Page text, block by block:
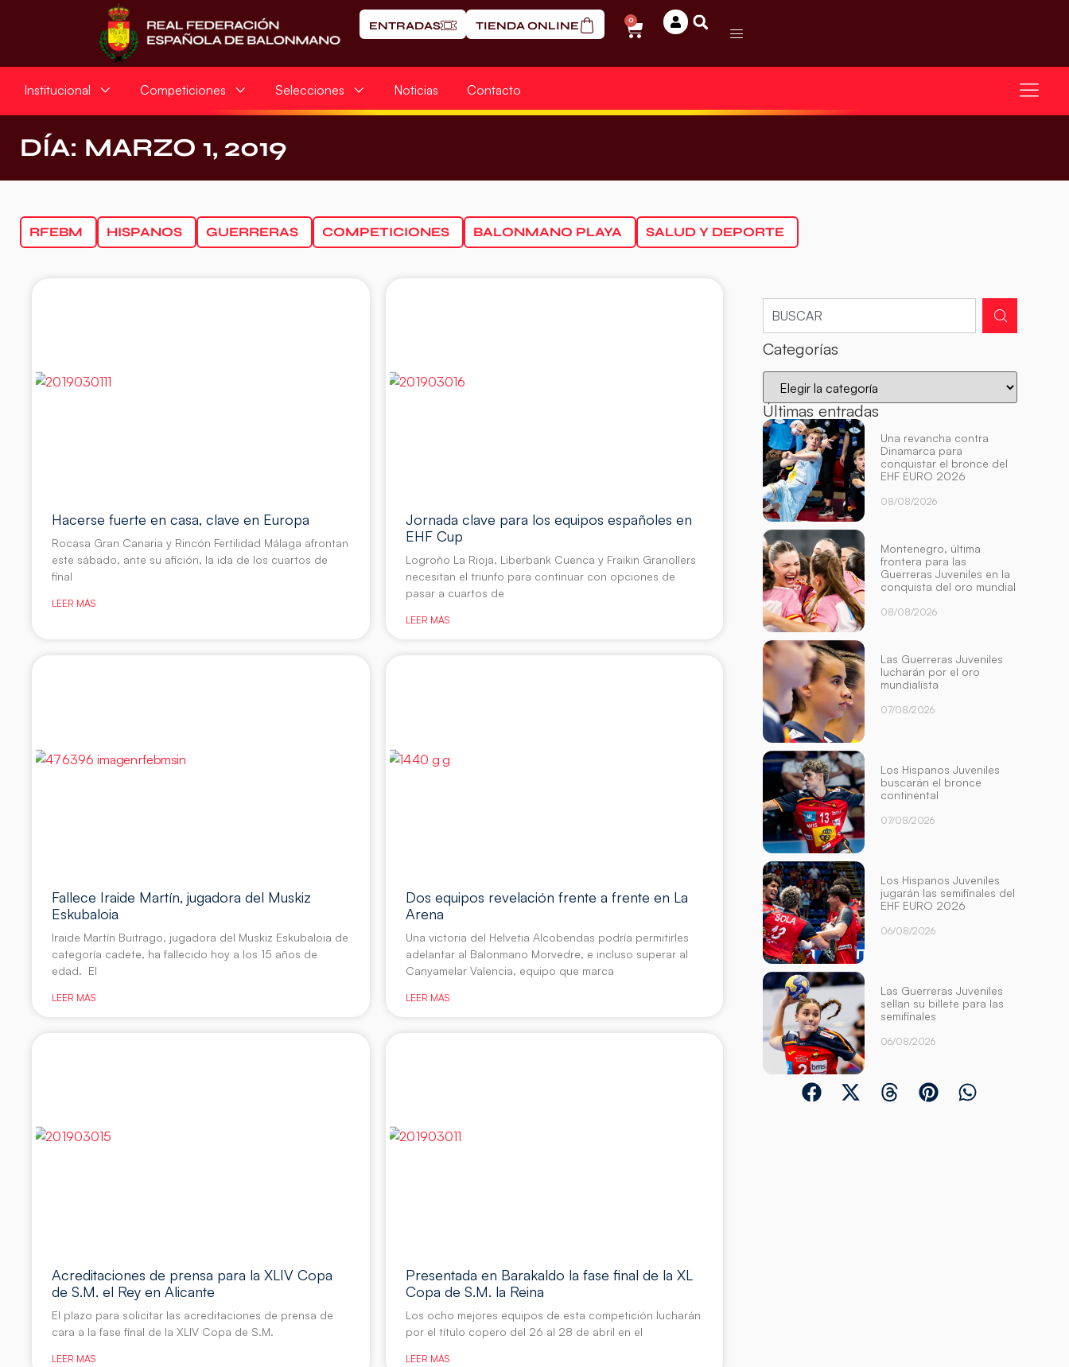
ENTRADAS TIENDA ONLINE 0
Institucional Competiciones Selecciones Noticias Contacto
DÍA: MARZO 1, 2019
RFEBM HISPANOS GUERRERAS COMPETICIONES BALONMANO PLAYA SALUD Y DEPORTE
Hacerse fuerte en casa, clave en Europa
Rocasa Gran Canaria y Rincón Fertilidad Málaga afrontan
este sábado, ante su afición, la ida de los cuartos de
final
LEER MÁS
Jornada clave para los equipos españoles en
EHF Cup
Logroño La Rioja, Liberbank Cuenca y Fraikin Granollers
necesitan el triunfo para continuar con opciones de
pasar a cuartos de
LEER MÁS
Fallece Iraide Martín, jugadora del Muskiz
Eskubaloia
Iraide Martín Buitrago, jugadora del Muskiz Eskubaloia de
categoría cadete, ha fallecido hoy a los 15 años de
edad. El
LEER MÁS
Dos equipos revelación frente a frente en La
Arena
Una victoria del Helvetia Alcobendas podría permitirles
adelantar al Balonmano Morvedre, e incluso superar al
Canyamelar Valencia, equipo que marca
LEER MÁS
Acreditaciones de prensa para la XLIV Copa
de S.M. el Rey en Alicante
El plazo para solicitar las acreditaciones de prensa de
cara a la fase final de la XLIV Copa de S.M.
LEER MÁS
Presentada en Barakaldo la fase final de la XL
Copa de S.M. la Reina
Los ocho mejores equipos de esta competición lucharán
por el título copero del 26 al 28 de abril en el
LEER MÁS
Categorías
Últimas entradas
Una revancha contra
Dinamarca para
conquistar el bronce del
EHF EURO 2026
08/08/2026
Montenegro, última
frontera para las
Guerreras Juveniles en la
conquista del oro mundial
08/08/2026
Las Guerreras Juveniles
lucharán por el oro
mundialista
07/08/2026
Los Hispanos Juveniles
buscarán el bronce
continental
07/08/2026
Los Hispanos Juveniles
jugarán las semifinales del
EHF EURO 2026
06/08/2026
Las Guerreras Juveniles
sellan su billete para las
semifinales
06/08/2026